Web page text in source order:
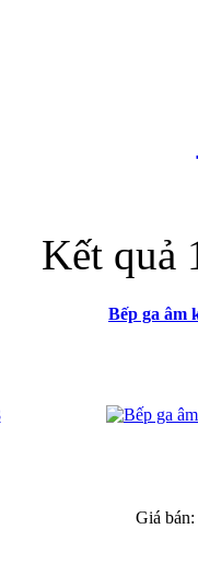
Kết quả
Bếp ga âm
Giá bán: